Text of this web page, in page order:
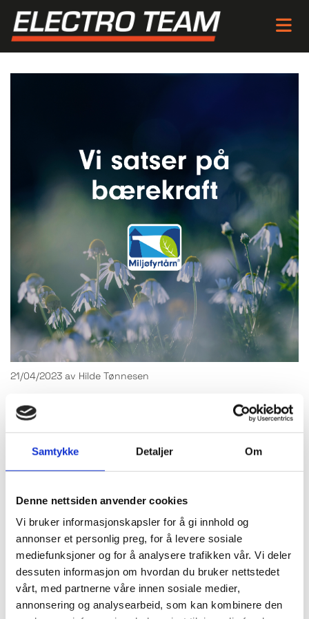
Samtykke Detaljer Om
Denne nettsiden anvender cookies
Vi bruker informasjonskapsler for å gi innhold og
annonser et personlig preg, for å levere sosiale
mediefunksjoner og for å analysere trafikken vår. Vi deler
dessuten informasjon om hvordan du bruker nettstedet
vårt, med partnerne våre innen sosiale medier,
annonsering og analysearbeid, som kan kombinere den
21/04/2023 av Hilde Tønnesen
KLIMA- OG MILJØRAPPORT 2022
Da er klima- og miljørapporten klar.
miljøprestasjoner innenfor områdene arbeidsmiljø,
avfallshåndtering, energibruk, innkjøp og transport.
Elektrobransjen spiller en nøkkelrolle i omstillingen
til et fornybart samfunn og Electro Team ønsker å
bidra der vi kan til en mer bærekraftig verden.
Klima- og miljørapporten legger grunnlaget for
videre arbeid og forbedringer mot Fn's